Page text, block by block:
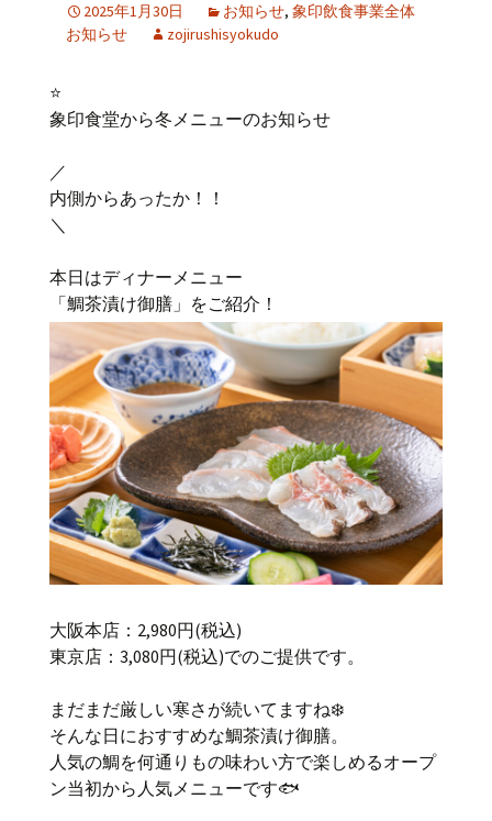
2025年1月30日 お知らせ, 象印飲食事業全体
お知らせ
zojirushisyokudo
⭐️
象印食堂から冬メニューのお知らせ
／
内側からあったか！！
＼
本日はディナーメニュー
「鯛茶漬け御膳」をご紹介！
大阪本店：2,980円(税込)
東京店：3,080円(税込)でのご提供です。
まだまだ厳しい寒さが続いてますね❄️
そんな日におすすめな鯛茶漬け御膳。
人気の鯛を何通りもの味わい方で楽しめるオープ
ン当初から人気メニューです🐟